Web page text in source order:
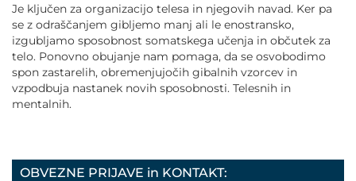
Je ključen za organizacijo telesa in njegovih navad. Ker pa
se z odraščanjem gibljemo manj ali le enostransko,
izgubljamo sposobnost somatskega učenja in občutek za
telo. Ponovno obujanje nam pomaga, da se osvobodimo
spon zastarelih, obremenjujočih gibalnih vzorcev in
vzpodbuja nastanek novih sposobnosti. Telesnih in
mentalnih.
OBVEZNE PRIJAVE in KONTAKT: